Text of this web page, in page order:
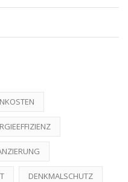
DENKMALSCHUTZ